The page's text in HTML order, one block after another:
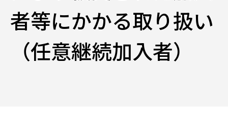
者等にかかる取り扱い
（任意継続加入者）